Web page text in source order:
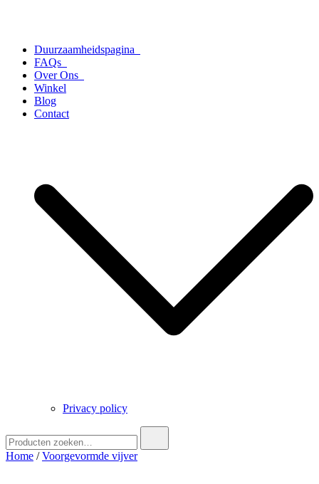
Duurzaamheidspagina
FAQs
Over Ons
Winkel
Blog
Contact
Privacy policy
naar:
Home /Voorgevormde vijver